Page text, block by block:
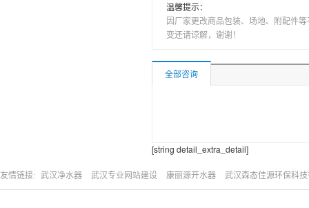
温馨提示：
因厂家更改商品包装、场地、附配件
变还请谅解，谢谢！
全部咨询
[string detail_extra_detail]
友情链接: 武汉净水器 武汉专业网站建设 康丽源开水器 武汉森态佳源环保科